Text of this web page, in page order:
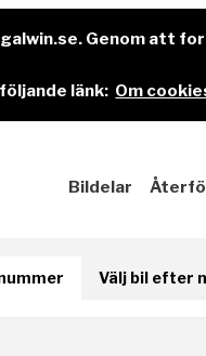
Genom att
länk: Om
Bildelar
Välj bil efter